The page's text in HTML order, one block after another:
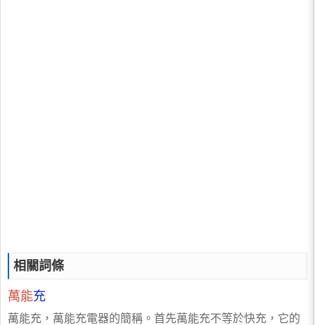
相關詞條
萬能充
萬能充，萬能充電器的簡稱。首先萬能充不等於快充，它的